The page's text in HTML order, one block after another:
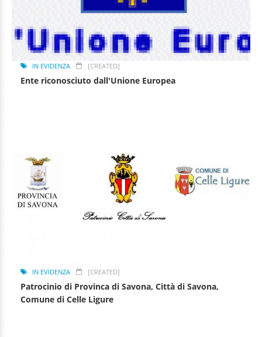
IN EVIDENZA [CREATED]
Ente riconosciuto dall'Unione Europea
IN EVIDENZA [CREATED]
Patrocinio di Provinca di Savona, Città di Savona,
Comune di Celle Ligure